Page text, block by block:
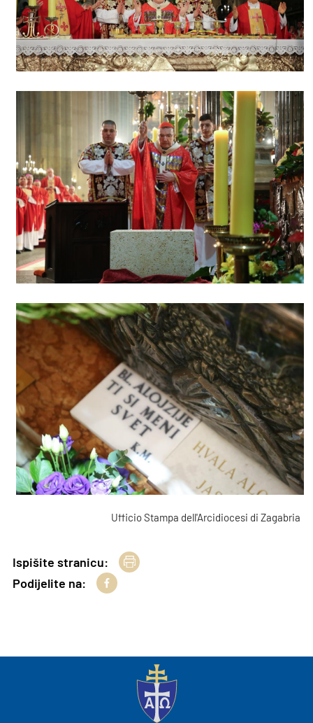
Ufficio Stampa dell'Arcidiocesi di Zagabria
Ispišite stranicu:
Podijelite na: